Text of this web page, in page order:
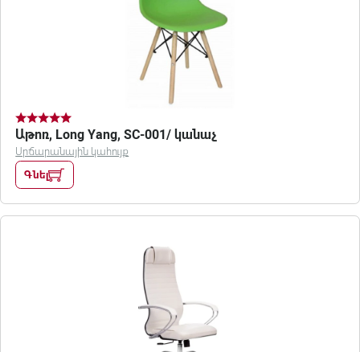
Աթոռ, Long Yang, SC-001/ կանաչ
Սրճարանային կահույք
Գնել